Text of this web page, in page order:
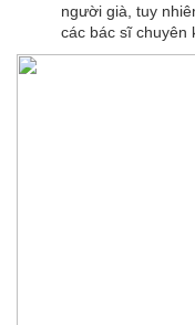
người già, tuy
các bác sĩ chuyên